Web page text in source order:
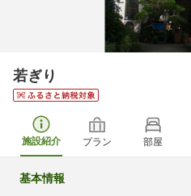
若ぎり
施設紹介 プラン 部屋
基本情報